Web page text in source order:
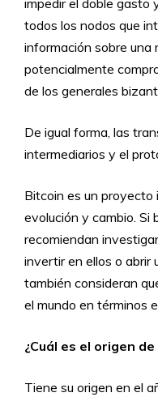
impedir el doble gasto
todos los nodos que
información sobre una
potencialmente
de los generales
De igual forma, las
intermediarios y el
Bitcoin es un
evolución y cambio. Si
recomiendan
invertir en ellos o abrir
también consideran
el mundo en términos
¿Cuál es el origen
Tiene su origen en el